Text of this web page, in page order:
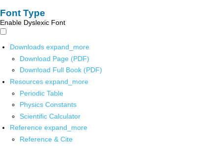
Font Type
Enable Dyslexic Font
Downloads expand_more
Download Page (PDF)
Download Full Book (PDF)
Resources expand_more
Periodic Table
Physics Constants
Scientific Calculator
Reference expand_more
Reference & Cite